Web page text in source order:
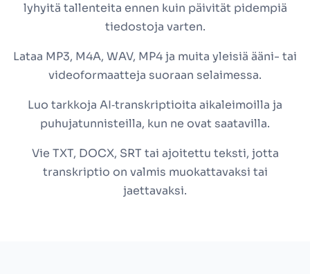
lyhyitä tallenteita ennen kuin päivität pidempiä
tiedostoja varten.
Lataa MP3, M4A, WAV, MP4 ja muita yleisiä ääni- tai
videoformaatteja suoraan selaimessa.
Luo tarkkoja AI‑transkriptioita aikaleimoilla ja
puhujatunnisteilla, kun ne ovat saatavilla.
Vie TXT, DOCX, SRT tai ajoitettu teksti, jotta
transkriptio on valmis muokattavaksi tai
jaettavaksi.